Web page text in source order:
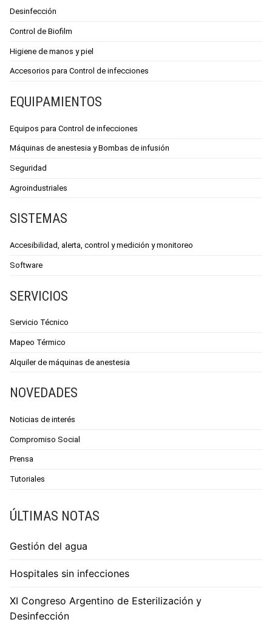
Desinfección
Control de Biofilm
Higiene de manos y piel
Accesorios para Control de infecciones
EQUIPAMIENTOS
Equipos para Control de infecciones
Máquinas de anestesia y Bombas de infusión
Seguridad
Agroindustriales
SISTEMAS
Accesibilidad, alerta, control y medición y monitoreo
Software
SERVICIOS
Servicio Técnico
Mapeo Térmico
Alquiler de máquinas de anestesia
NOVEDADES
Noticias de interés
Compromiso Social
Prensa
Tutoriales
ÚLTIMAS NOTAS
Gestión del agua
Hospitales sin infecciones
XI Congreso Argentino de Esterilización y
Desinfección